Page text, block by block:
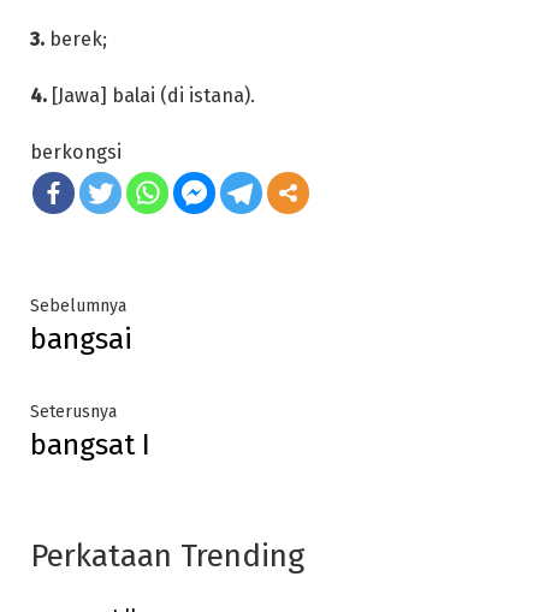
3. berek;
4. [Jawa] balai (di istana).
berkongsi
Post
navigation
SebelumnyaPrevious
post:
bangsai
SeterusnyaNext
post:
bangsat I
Perkataan Trending